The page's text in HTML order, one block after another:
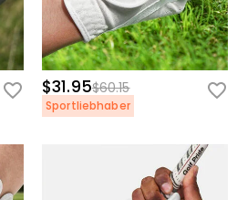
$31.95$60.15
Sportliebhaber